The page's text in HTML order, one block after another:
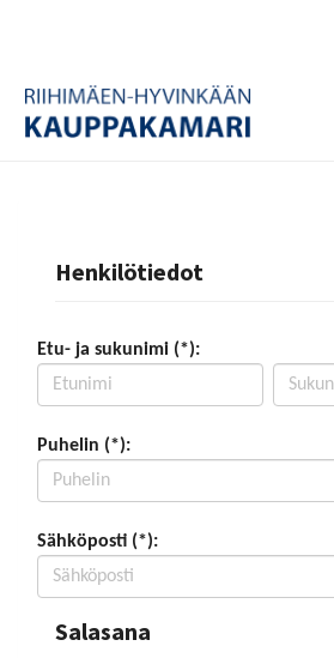
Henkilötiedot
Etu- ja sukunimi (*):
Puhelin (*):
Sähköposti (*):
Salasana